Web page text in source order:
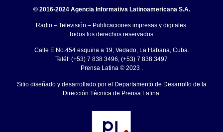
© 2016-2024 Agencia Informativa Latinoamericana S.A.
Radio – Televisión – Publicaciones impresas y digitales.
Todos los derechos reservados.
Calle E No.454 esquina a 19, Vedado, La Habana, Cuba.
Teléf: (+53) 7 838 3496, (+53) 7 838 3497
Prensa Latina © 2023 .
Sitio diseñado y desarrollado por el Departamento de Desarrollo de la
Dirección Técnica de Prensa Latina.